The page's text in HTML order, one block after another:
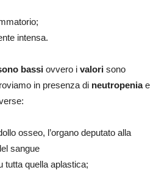
intensa.
bassi ovvero i valori sono
in presenza di neutropeniae
osseo, l’organo deputato alla
sangue
tutta quella aplastica;